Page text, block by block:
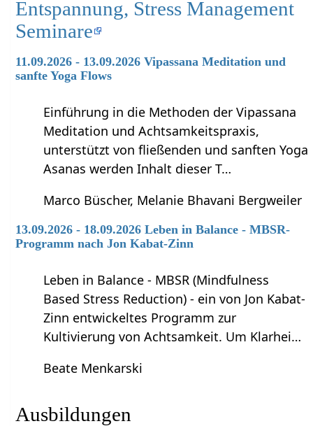
Entspannung, Stress Management
Seminare
11.09.2026 - 13.09.2026 Vipassana Meditation und
sanfte Yoga Flows
Einführung in die Methoden der Vipassana
Meditation und Achtsamkeitspraxis,
unterstützt von fließenden und sanften Yoga
Asanas werden Inhalt dieser T…
Marco Büscher, Melanie Bhavani Bergweiler
13.09.2026 - 18.09.2026 Leben in Balance - MBSR-
Programm nach Jon Kabat-Zinn
Leben in Balance - MBSR (Mindfulness
Based Stress Reduction) - ein von Jon Kabat-
Zinn entwickeltes Programm zur
Kultivierung von Achtsamkeit. Um Klarhei…
Beate Menkarski
Ausbildungen